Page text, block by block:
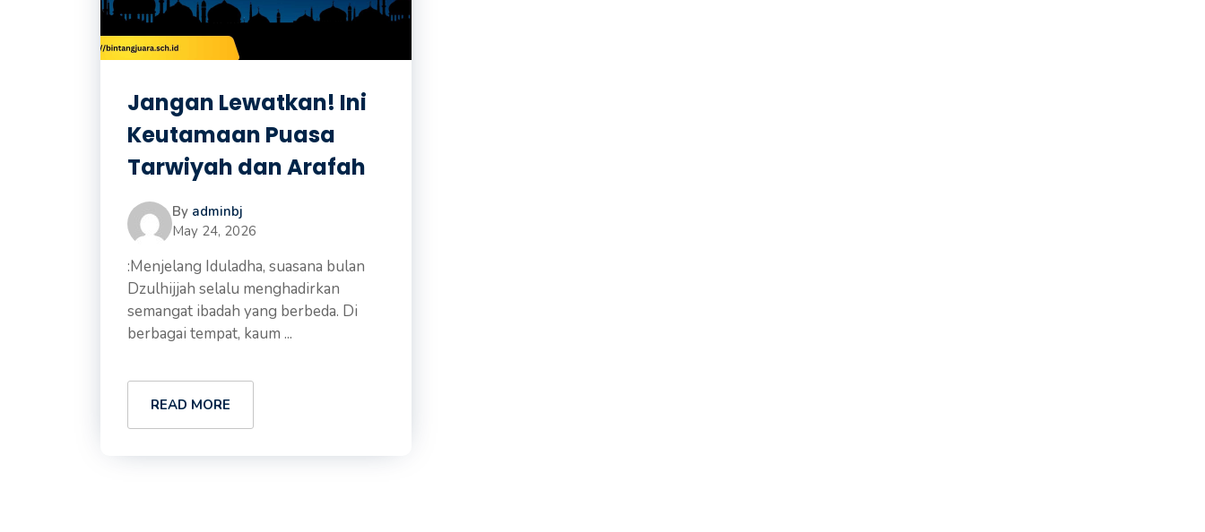
Jangan Lewatkan! Ini
Keutamaan Puasa
Tarwiyah dan Arafah
By adminbj
May 24, 2026
:Menjelang Iduladha, suasana bulan
Dzulhijjah selalu menghadirkan
semangat ibadah yang berbeda. Di
berbagai tempat, kaum ...
READ MORE